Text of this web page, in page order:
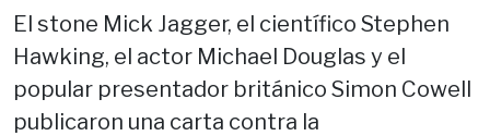
El stone Mick Jagger, el científico Stephen
Hawking, el actor Michael Douglas y el
popular presentador británico Simon Cowell
publicaron una carta contra la